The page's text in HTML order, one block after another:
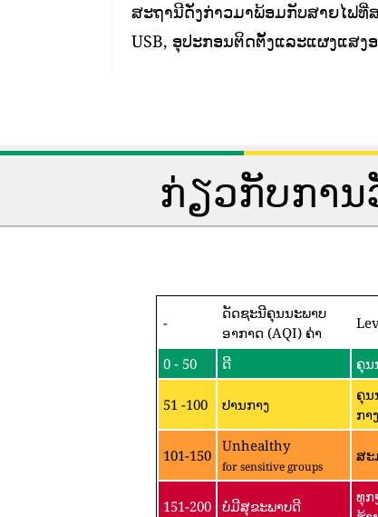
ສະຖານີດັ່ງກ່າວມາພ້ອມກັບສາຍໄຟທີ່
USB, ອຸປະກອນຕິດຕັ້ງແລະແຜງແສງ
ກ່ຽວກັບກາ
-
ດັດຊະນີຄຸນນະພາບ
ອາກາດ (AQI) ຄ່າ
0 - 50 ດີ ຄຸນ
51 -100 ປານກາງ
ຄຸນ
ກາ
101-150
Unhealthy
for sensitive groups
ສະ
151-200 ບໍ່ມີສຸຂະພາບດີ
ທຸກ